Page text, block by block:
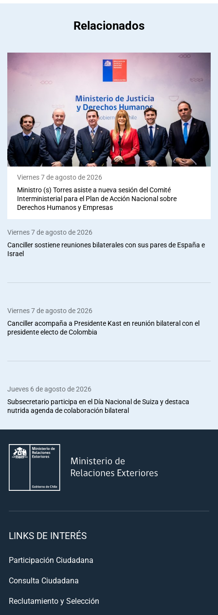
Relacionados
Viernes 7 de agosto de 2026
Ministro (s) Torres asiste a nueva sesión del Comité
Interministerial para el Plan de Acción Nacional sobre
Derechos Humanos y Empresas
Viernes 7 de agosto de 2026
Canciller sostiene reuniones bilaterales con sus pares de España e
Israel
Viernes 7 de agosto de 2026
Canciller acompaña a Presidente Kast en reunión bilateral con el
presidente electo de Colombia
Jueves 6 de agosto de 2026
Subsecretario participa en el Día Nacional de Suiza y destaca
nutrida agenda de colaboración bilateral
LINKS DE INTERÉS
Participación Ciudadana
Consulta Ciudadana
Reclutamiento y Selección